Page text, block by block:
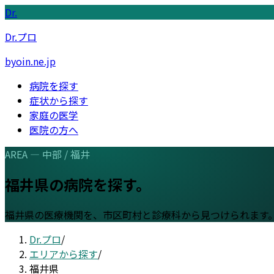
Dr.
Dr.プロ
byoin.ne.jp
病院を探す
症状から探す
家庭の医学
医院の方へ
AREA — 中部 /福井
福井県の病院を探す。
福井県の医療機関を、市区町村と診療科から見つけられます
Dr.プロ/
エリアから探す/
福井県